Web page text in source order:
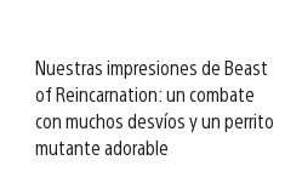
Nuestras impresiones de Beast
of Reincarnation: un combate
con muchos desvíos y un perrito
mutante adorable